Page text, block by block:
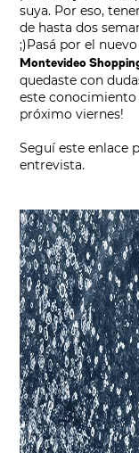
suya. Por eso,
de hasta dos
;)Pasá por el
Montevideo
quedaste con
este
próximo viernes!
Seguíeste enlace
entrevista.